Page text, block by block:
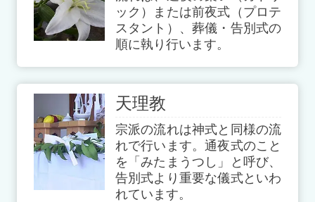
ック）または前夜式（プロテ
スタント）、葬儀・告別式の
順に執り行います。
天理教
宗派の流れは神式と同様の流
れで行います。通夜式のこと
を「みたまうつし」と呼び、
告別式より重要な儀式といわ
れています。